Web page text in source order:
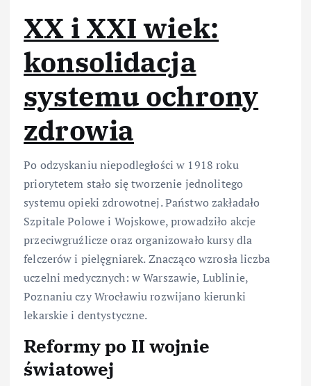
XX i XXI wiek:
konsolidacja
systemu ochrony
zdrowia
Po odzyskaniu niepodległości w 1918 roku
priorytetem stało się tworzenie jednolitego
systemu opieki zdrowotnej. Państwo zakładało
Szpitale Polowe i Wojskowe, prowadziło akcje
przeciwgruźlicze oraz organizowało kursy dla
felczerów i pielęgniarek. Znacząco wzrosła liczba
uczelni medycznych: w Warszawie, Lublinie,
Poznaniu czy Wrocławiu rozwijano kierunki
lekarskie i dentystyczne.
Reformy po II wojnie
światowej